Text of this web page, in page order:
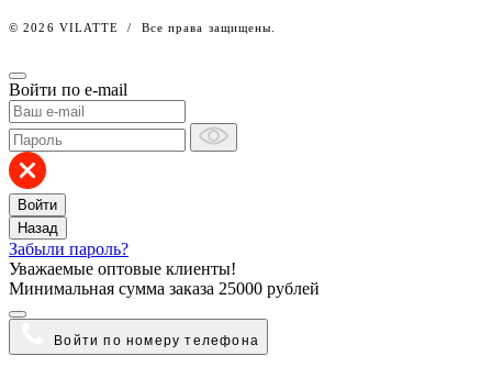
© 2026 VILATTE / Все права защищены.
Войти по e-mail
Войти
Назад
Забыли пароль?
Уважаемые оптовые клиенты!
Минимальная сумма заказа 25000 рублей
Войти по номеру телефона